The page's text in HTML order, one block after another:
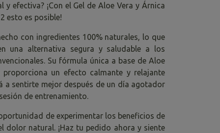
y efectiva? ¡Con el Gel de Aloe Vera y Árnica
esto es posible!
con ingredientes 100% naturales, lo que
una alternativa segura y saludable a los
Su fórmula única a base de Aloe
proporciona un efecto calmante y relajante
a sentirte mejor después de un día agotador
de entrenamiento.
de experimentar los beneficios de
dolor natural. ¡Haz tu pedido ahora y siente